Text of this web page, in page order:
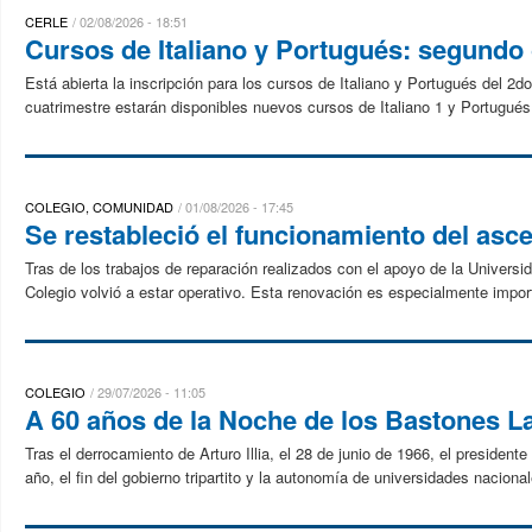
CERLE 02/08/2026 - 18:51
Cursos de Italiano y Portugués:
Está abierta la inscripción para los cursos de Italiano y Portugués del
cuatrimestre estarán disponibles nuevos cursos de Italiano 1 y
COLEGIO, COMUNIDAD 01/08/2026 - 17:45
Se restableció el funcionamiento del
Tras de los trabajos de reparación realizados con el apoyo de la
Colegio volvió a estar operativo. Esta renovación es especialmente
COLEGIO 29/07/2026 - 11:05
A 60 años de la Noche de los Bastones
Tras el derrocamiento de Arturo Illia, el 28 de junio de 1966, el
año, el fin del gobierno tripartito y la autonomía de universidades